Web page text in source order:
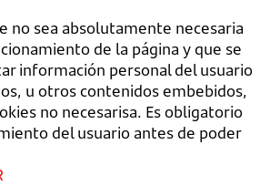
no sea absolutamente necesaria
de la página y que se
información personal del usuario
u otros contenidos embebidos,
no necesarisa. Es obligatorio
del usuario antes de poder